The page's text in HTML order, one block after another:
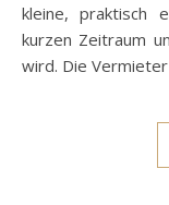
kleine, praktisch
kurzen Zeitraum
wird. Die